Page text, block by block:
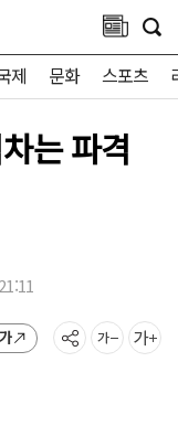
제 문화 스포츠
는 파격